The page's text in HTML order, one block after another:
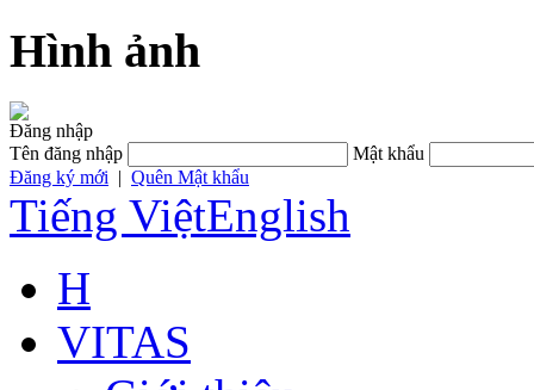
Hình ảnh
Đăng nhập
Tên đăng nhập
Mật khẩu
Đăng ký mới | Quên Mật khẩu
Tiếng ViệtEnglish
H
VITAS